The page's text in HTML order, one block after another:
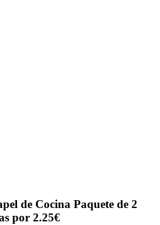
de Cocina Paquete de 2
por 2.25€